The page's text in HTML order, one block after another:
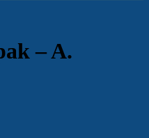
– A.